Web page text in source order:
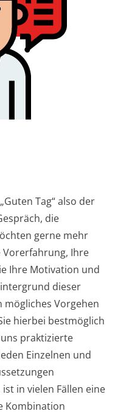
Tag“ also der
die
gerne mehr
Ihre
Ihre Motivation und
dieser
mögliches Vorgehen
hierbei bestmöglich
praktizierte
Einzelnen und
in vielen Fällen eine
Kombination